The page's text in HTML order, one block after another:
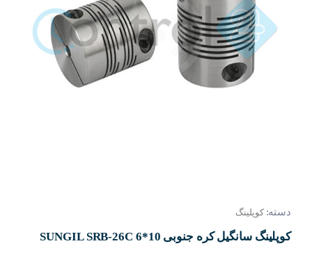
دسته: کوپلینگ
کوپلینگ سانگیل کره جنوبی SUNGIL SRB-26C 6*10